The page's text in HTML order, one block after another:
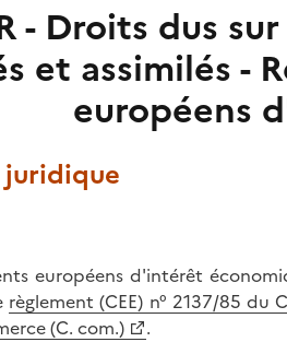
- Droits dus
et assimilés -
européens
juridique
européens d'intérêt
règlement (CEE) n° 2137/85 du
(C. com.)
.